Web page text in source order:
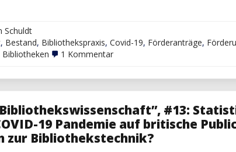
aktuellen
Jahresberichten
Öffentlicher
Schuldt
, Bestand, Bibliothekspraxis, Covid-19, Förderanträge,
1 Kommentarzu
2022:
Stand
Entwicklung
Bericht
#13:
19 Pandemie auf britische
zur Bibliothekstechnik?